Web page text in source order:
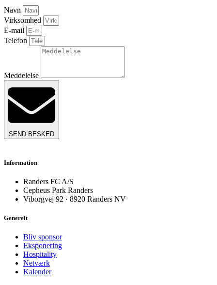
Navn
Virksomhed
E-mail
Telefon
Meddelelse
SEND BESKED
Information
Randers FC A/S
Cepheus Park Randers
Viborgvej 92 · 8920 Randers NV
Generelt
Bliv sponsor
Eksponering
Hospitality
Netværk
Kalender